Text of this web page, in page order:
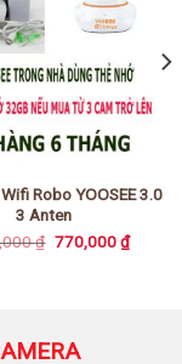
Robo YOOSEE 3.0
3 Anten
₫ Giá
770,000₫Giá
hiện